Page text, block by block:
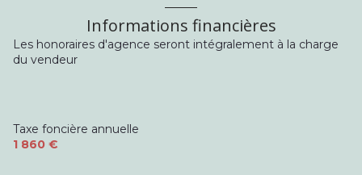
Informations financières
Les honoraires d'agence seront intégralement à la charge
du vendeur
Taxe foncière annuelle
1 860 €